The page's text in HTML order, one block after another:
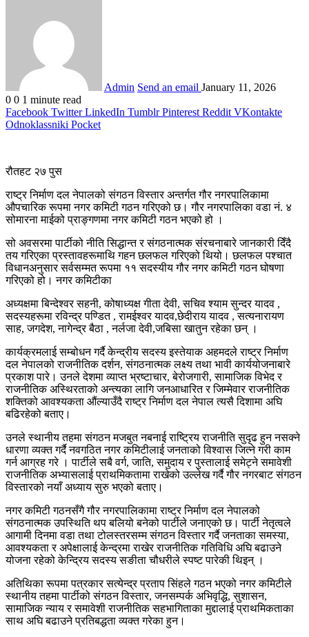
Admin Send an email January 11, 2026
0 0 1 minute read
Facebook Twitter LinkedIn Tumblr Pinterest Reddit VKontakte
Odnoklassniki Pocket
रौतहट २७ पुस
राष्ट्र निर्माण दल नेपालको संगठन विस्तार अन्तर्गत गौर नगरपालिकामा
औपचारिक रूपमा नगर कमिटी गठन गरिएको छ। गौर नगरपालिका वडा नं. ४
सोमारना माईको प्राङ्गणमा नगर कमिटी गठन भएको हो ।
सो अवसरमा पार्टीको नीति सिद्धान्त र संगठनात्मक संरचनाबारे जानकारी दिँदै
तय गरिएका प्रस्तावहरूमाथि गहन छलफल गरिएको थियो। छलफल पश्चात
विधानअनुसार सर्वसम्मत रूपमा ११ सदस्यीय गौर नगर कमिटी गठन घोषणा
गरिएको हो। नगर कमिटीका
अध्यक्षमा बिन्देश्वर सहनी, कोषाध्यक्ष गीता देवी, सचिव श्याम सुन्दर यादव ,
सदस्यहरूमा रविन्द्र पण्डित , रामईश्वर यादव,छेदीराय यादव , सत्यनारायण
साह, जगदेश, नागेन्द्र बैठा , नर्लजा देवी,जबिसा खातुन रहेका छन् ।
कार्यक्रमलाई सम्बोधन गर्दै केन्द्रीय सदस्य इस्तेयाक अहमदले राष्ट्र निर्माण
दल नेपालको राजनीतिक दर्शन, संगठनात्मक लक्ष्य तथा भावी कार्ययोजनाबारे
प्रकाश पारे। उनले देशमा व्याप्त भ्रष्टाचार, बेरोजगारी, सामाजिक विभेद र
राजनीतिक अस्थिरताको अन्त्यका लागि जनआधारित र जिम्मेवार राजनीतिक
शक्तिको आवश्यकता औंल्याउँदै राष्ट्र निर्माण दल नेपाल त्यसै दिशामा अघि
बढिरहेको बताए।
उनले स्थानीय तहमा संगठन मजबुत नबनाई राष्ट्रिय राजनीति सुदृढ हुन नसक्ने
धारणा व्यक्त गर्दै नवगठित नगर कमिटीलाई जनताको विश्वास जित्ने गरी काम
गर्न आग्रह गरे । पार्टीले सबै वर्ग, जाति, समुदाय र पुस्तालाई समेट्ने समावेशी
राजनीतिक अभ्यासलाई प्राथमिकतामा राखेको उल्लेख गर्दै गौर नगरबाट संगठन
विस्तारको नयाँ अध्याय सुरु भएको बताए।
नगर कमिटी गठनसँगै गौर नगरपालिकामा राष्ट्र निर्माण दल नेपालको
संगठनात्मक उपस्थिति थप बलियो बनेको पार्टीले जनाएको छ। पार्टी नेतृत्वले
आगामी दिनमा वडा तथा टोलस्तरसम्म संगठन विस्तार गर्दै जनताका समस्या,
आवश्यकता र अपेक्षालाई केन्द्रमा राखेर राजनीतिक गतिविधि अघि बढाउने
योजना रहेको केन्द्रिय सदस्य सङीता चौधरीले स्पष्ट पारेकी थिइन् ।
अतिथिका रूपमा पत्रकार सत्येन्द्र प्रताप सिंहले गठन भएको नगर कमिटीले
स्थानीय तहमा पार्टीको संगठन विस्तार, जनसम्पर्क अभिवृद्धि, सुशासन,
सामाजिक न्याय र समावेशी राजनीतिक सहभागिताका मुद्दालाई प्राथमिकताका
साथ अघि बढाउने प्रतिबद्धता व्यक्त गरेका हुन।